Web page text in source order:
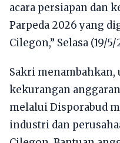
acara persiapan dan
Parpeda 2026 yang
Cilegon,” Selasa (19/5/
Sakri
kekurangan
melalui Disporabud
industri dan